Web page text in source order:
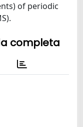
of periodic
completa